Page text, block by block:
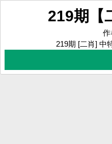
219期【
作
219期 [二肖] 中